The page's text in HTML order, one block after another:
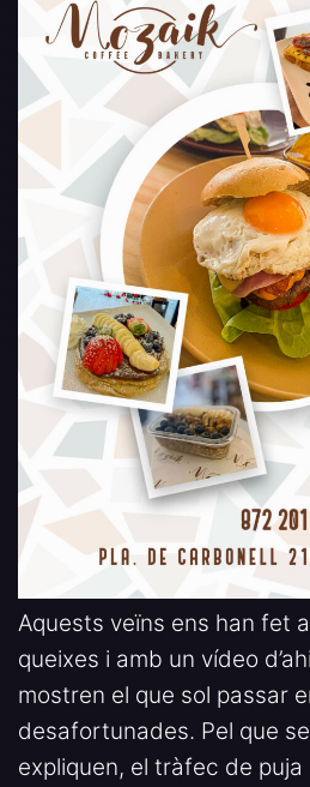
Aquests veïns ens han fet
queixes i amb un vídeo
mostren el que sol passar
desafortunades. Pel que
expliquen, el tràfec de